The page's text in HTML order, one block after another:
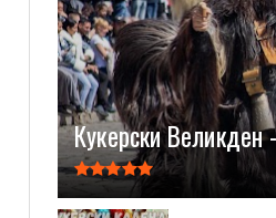
Кукерски